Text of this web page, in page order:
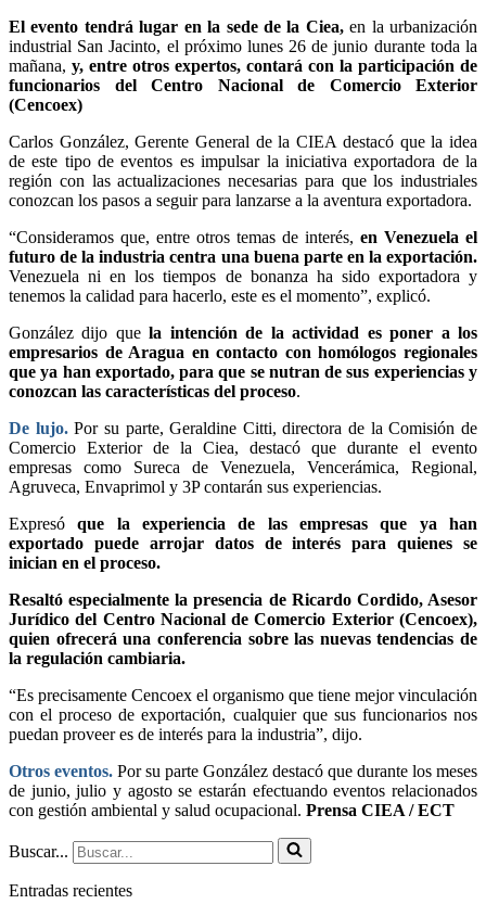
El evento tendrá lugar en la sede de la Ciea,en la urbanización
industrial San Jacinto, el próximo lunes 26 de junio durante toda la
mañana, y, entre otros expertos, contará con la participación de
funcionarios del Centro Nacional de Comercio Exterior
(Cencoex)
Carlos González, Gerente General de la CIEA destacó que la idea
de este tipo de eventos es impulsar la iniciativa exportadora de la
región con las actualizaciones necesarias para que los industriales
conozcan los pasos a seguir para lanzarse a la aventura exportadora.
“Consideramos que, entre otros temas de interés, en Venezuela el
futuro de la industria centra una buena parte en la exportación.
Venezuela ni en los tiempos de bonanza ha sido exportadora y
tenemos la calidad para hacerlo, este es el momento”, explicó.
González dijo quela intención de la actividad es poner a los
empresarios de Aragua en contacto con homólogos regionales
que ya han exportado, para que se nutran de sus experiencias y
conozcan las características del proceso.
De lujo. Por su parte, Geraldine Citti, directora de la Comisión de
Comercio Exterior de la Ciea, destacó que durante el evento
empresas como Sureca de Venezuela, Vencerámica, Regional,
Agruveca, Envaprimol y 3P contarán sus experiencias.
Expresóque la experiencia de las empresas que ya han
exportado puede arrojar datos de interés para quienes se
inician en el proceso.
Resaltó especialmente la presencia de Ricardo Cordido, Asesor
Jurídico del Centro Nacional de Comercio Exterior (Cencoex),
quien ofrecerá una conferencia sobre las nuevas tendencias de
la regulación cambiaria.
“Es precisamente Cencoex el organismo que tiene mejor vinculación
con el proceso de exportación, cualquier que sus funcionarios nos
puedan proveer es de interés para la industria”, dijo.
Otros eventos. Por su parte González destacó que durante los meses
de junio, julio y agosto se estarán efectuando eventos relacionados
con gestión ambiental y salud ocupacional. Prensa CIEA / ECT
Buscar...
Entradas recientes